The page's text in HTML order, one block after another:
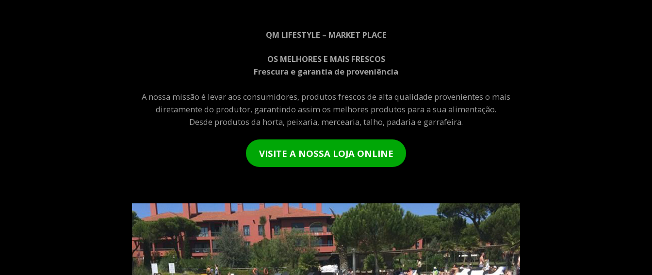
QM LIFESTYLE – MARKET PLACE
OS MELHORES E MAIS FRESCOS
Frescura e garantia de proveniência
A nossa missão é levar aos consumidores, produtos frescos de alta qualidade provenientes o mais
diretamente do produtor, garantindo assim os melhores produtos para a sua alimentação.
Desde produtos da horta, peixaria, mercearia, talho, padaria e garrafeira.
VISITE A NOSSA LOJA ONLINE